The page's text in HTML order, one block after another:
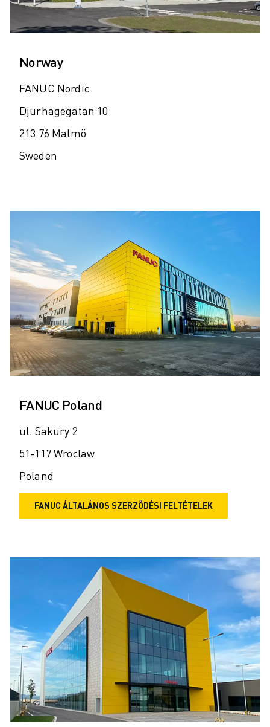
Norway
FANUC Nordic
Djurhagegatan 10
213 76 Malmö
Sweden
FANUC Poland
ul. Sakury 2
51-117 Wroclaw
Poland
FANUC ÁLTALÁNOS SZERZŐDÉSI FELTÉTELEK